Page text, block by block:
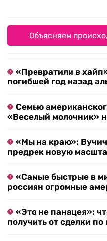
Объясняем
«Превратили в
погибшей год назад
Семью
«Веселый молочник»
«Мы на краю»: Вучич
предрек новую
«Самые быстрые в
россиян огромные
«Это не панацея»:
получить от сделки